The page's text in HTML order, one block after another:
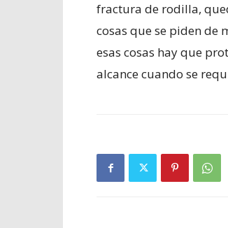
fractura de rodilla,
cosas que se piden de
esas cosas hay que
alcance cuando se